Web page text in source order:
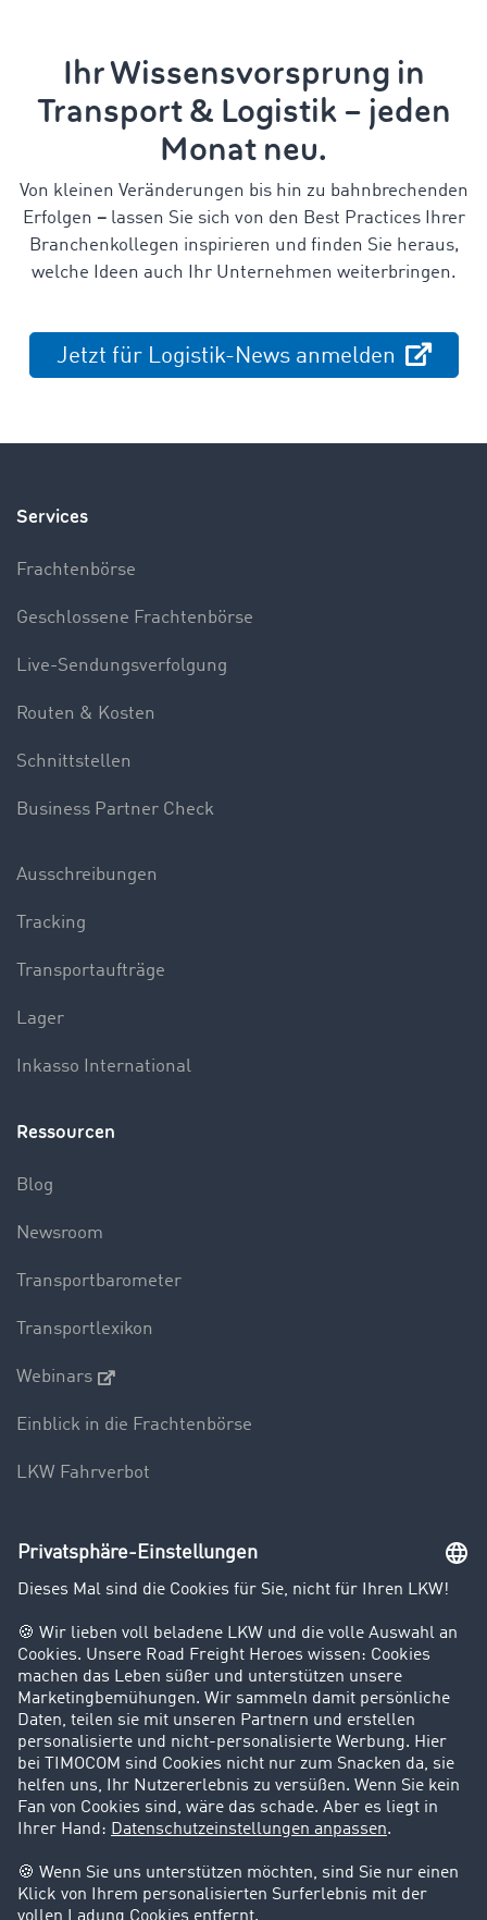
Ihr Wissensvorsprung in
Transport & Logistik – jeden
Monat neu.
Von kleinen Veränderungen bis hin zu bahnbrechenden
Erfolgen –lassen Sie sich von den Best Practices Ihrer
Branchenkollegen inspirieren und finden Sie heraus,
welche Ideen auch Ihr Unternehmen weiterbringen.
Jetzt für Logistik-News anmelden
Services
Frachtenbörse
Geschlossene Frachtenbörse
Live-Sendungsverfolgung
Routen & Kosten
Schnittstellen
Business Partner Check
Ausschreibungen
Tracking
Transportaufträge
Lager
Inkasso International
Ressourcen
Blog
Newsroom
Transportbarometer
Transportlexikon
Webinars
Einblick in die Frachtenbörse
LKW Fahrverbot
Unternehmen
Kunden werben Kunden
Success Stories
Karriere
Support
Kontakt
Rechtliches
Impressum